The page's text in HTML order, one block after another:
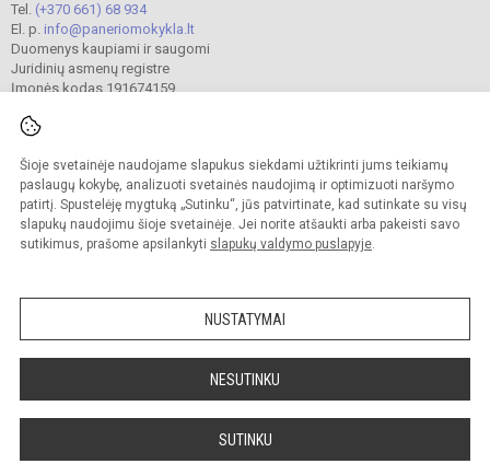
Šioje svetainėje naudojame slapukus siekdami užtikrinti jums teikiamų
paslaugų kokybę, analizuoti svetainės naudojimą ir optimizuoti naršymo
patirtį. Spustelėję mygtuką „Sutinku“, jūs patvirtinate, kad sutinkate su visų
slapukų naudojimu šioje svetainėje. Jei norite atšaukti arba pakeisti savo
sutikimus, prašome apsilankyti slapukų valdymo puslapyje.
NUSTATYMAI
NESUTINKU
SUTINKU
Tel. (+370 661) 68 934
El. p. info@paneriomokykla.lt
Duomenys kaupiami ir saugomi
Juridinių asmenų registre
Įmonės kodas 191674159
© 2023. Jonavos Panerio pradinė mokykla. Visos teisės saugomos.
Kopijuoti turinį be raštiško įstaigos administracijos sutikimo griežtai draudžiama.
Prieinamumo paraiška Slapukų valdymas
Sumanus būdas atnaujinti